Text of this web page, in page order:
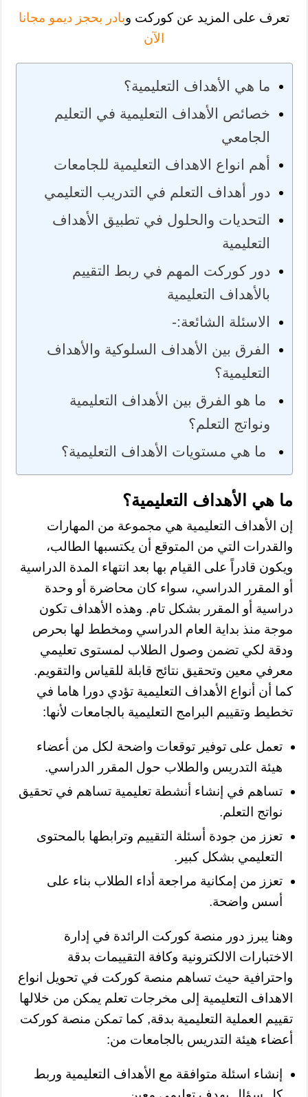
تعرف على المزيد عن كوركت وبادر بحجز ديمو مجانا
الآن
ما هي الأهداف التعليمية؟
خصائص الأهداف التعليمية في التعليم
الجامعي
أهم انواع الاهداف التعليمية للجامعات
دور أهداف التعلم في التدريب التعليمي
التحديات والحلول في تطبيق الأهداف
التعليمية
دور كوركت المهم في ربط التقييم
بالأهداف التعليمية
الاسئلة الشائعة:-
الفرق بين الأهداف السلوكية والأهداف
التعليمية؟
ما هو الفرق بين الأهداف التعليمية
ونواتج التعلم؟
ما هي مستويات الأهداف التعليمية؟
ما هي الأهداف التعليمية؟
إن الأهداف التعليمية هي مجموعة من المهارات
والقدرات التي من المتوقع أن يكتسبها الطالب،
ويكون قادراً على القيام بها بعد انتهاء المدة الدراسية
أو المقرر الدراسي، سواء كان محاضرة أو وحدة
دراسية أو المقرر بشكل تام. وهذه الأهداف تكون
موجة منذ بداية العام الدراسي ومخطط لها بحرص
ودقة لكي تضمن وصول الطلاب لمستوى تعليمي
معرفي معين وتحقيق نتائج قابلة للقياس والتقويم.
كما أن أنواع الأهداف التعليمية تؤدي دورا هاما في
تخطيط وتقييم البرامج التعليمية بالجامعات لأنها:
تعمل على توفير توقعات واضحة لكل من أعضاء
هيئة التدريس والطلاب حول المقرر الدراسي.
تساهم في إنشاء أنشطة تعليمية تساهم في تحقيق
نواتج التعلم.
تعزز من جودة أسئلة التقييم وترابطها بالمحتوى
التعليمي بشكل كبير.
تعزز من إمكانية مراجعة أداء الطلاب بناء على
أسس واضحة.
وهنا يبرز دور منصة كوركت الرائدة في إدارة
الاختبارات الالكترونية وكافة التقييمات بدقة
واحترافية حيث تساهم منصة كوركت في تحويل انواع
الاهداف التعليمية إلى مخرجات تعلم يمكن من خلالها
تقييم العملية التعليمية بدقة, كما تمكن منصة كوركت
أعضاء هيئة التدريس بالجامعات من:
إنشاء اسئلة متوافقة مع الأهداف التعليمية وربط